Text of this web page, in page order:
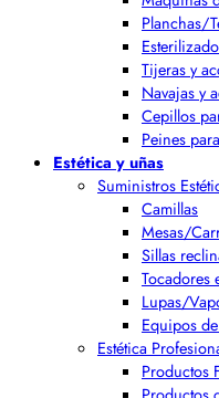
Planchas/
Tijeras y
Navajas y
Cepillos
Peines
Estética y uñas
Suministros
Camillas
Mesas/
Sillas
Tocadores
Lupas/
Equipos
Estética
Productos